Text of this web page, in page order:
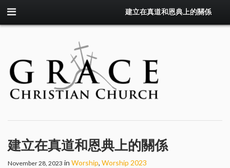
建立在真道和恩典上的關係
建立在真道和恩典上的關係
November 28, 2023 in Worship, Worship 2023